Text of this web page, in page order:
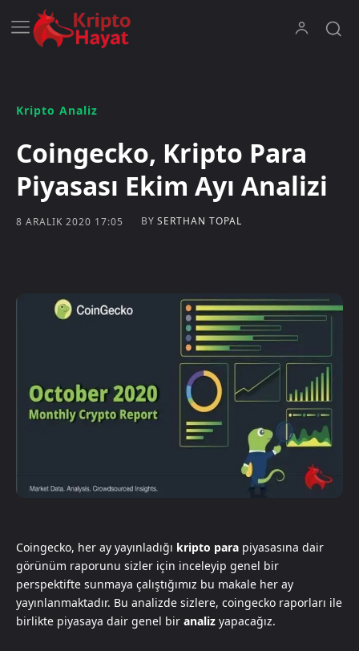
Kripto Analiz
Coingecko, Kripto Para
Piyasası Ekim Ayı Analizi
8 ARALIK 2020 17:05 BY SERTHAN TOPAL
Coingecko, her ay yayınladığı kripto para piyasasına dair
görünüm raporunu sizler için inceleyip genel bir
perspektifte sunmaya çalıştığımız bu makale her ay
yayınlanmaktadır. Bu analizde sizlere, coingecko raporları ile
birlikte piyasaya dair genel bir analiz yapacağız.